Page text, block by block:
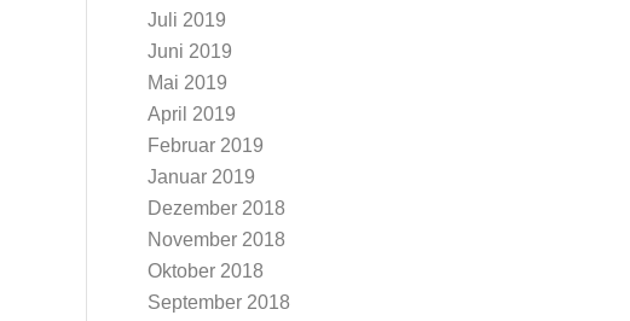
Juli 2019
Juni 2019
Mai 2019
April 2019
Februar 2019
Januar 2019
Dezember 2018
November 2018
Oktober 2018
September 2018